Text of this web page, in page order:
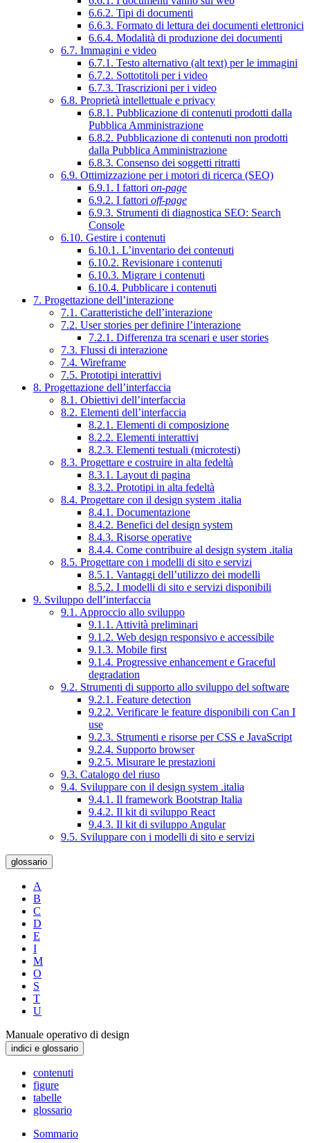
6.6.2. Tipi di documenti
6.6.3. Formato di lettura dei documenti elettronici
6.6.4. Modalità di produzione dei documenti
6.7. Immagini e video
6.7.1. Testo alternativo (alt text) per le immagini
6.7.2. Sottotitoli per i video
6.7.3. Trascrizioni per i video
6.8. Proprietà intellettuale e privacy
6.8.1. Pubblicazione di contenuti prodotti dalla
Pubblica Amministrazione
6.8.2. Pubblicazione di contenuti non prodotti
dalla Pubblica Amministrazione
6.8.3. Consenso dei soggetti ritratti
6.9. Ottimizzazione per i motori di ricerca (SEO)
6.9.1. I fattori on-page
6.9.2. I fattori off-page
6.9.3. Strumenti di diagnostica SEO: Search
Console
6.10. Gestire i contenuti
6.10.1. L’inventario dei contenuti
6.10.2. Revisionare i contenuti
6.10.3. Migrare i contenuti
6.10.4. Pubblicare i contenuti
7. Progettazione dell’interazione
7.1. Caratteristiche dell’interazione
7.2. User stories per definire l’interazione
7.2.1. Differenza tra scenari e user stories
7.3. Flussi di interazione
7.4. Wireframe
7.5. Prototipi interattivi
8. Progettazione dell’interfaccia
8.1. Obiettivi dell’interfaccia
8.2. Elementi dell’interfaccia
8.2.1. Elementi di composizione
8.2.2. Elementi interattivi
8.2.3. Elementi testuali (microtesti)
8.3. Progettare e costruire in alta fedeltà
8.3.1. Layout di pagina
8.3.2. Prototipi in alta fedeltà
8.4. Progettare con il design system .italia
8.4.1. Documentazione
8.4.2. Benefici del design system
8.4.3. Risorse operative
8.4.4. Come contribuire al design system .italia
8.5. Progettare con i modelli di sito e servizi
8.5.1. Vantaggi dell’utilizzo dei modelli
8.5.2. I modelli di sito e servizi disponibili
9. Sviluppo dell’interfaccia
9.1. Approccio allo sviluppo
9.1.1. Attività preliminari
9.1.2. Web design responsivo e accessibile
9.1.3. Mobile first
9.1.4. Progressive enhancement e Graceful
degradation
9.2. Strumenti di supporto allo sviluppo del software
9.2.1. Feature detection
9.2.2. Verificare le feature disponibili con Can I
use
9.2.3. Strumenti e risorse per CSS e JavaScript
9.2.4. Supporto browser
9.2.5. Misurare le prestazioni
9.3. Catalogo del riuso
9.4. Sviluppare con il design system .italia
9.4.1. Il framework Bootstrap Italia
9.4.2. Il kit di sviluppo React
9.4.3. Il kit di sviluppo Angular
9.5. Sviluppare con i modelli di sito e servizi
glossario
A
B
C
D
E
I
M
O
S
T
U
Manuale operativo di design
indici e glossario
contenuti
figure
tabelle
glossario
Sommario